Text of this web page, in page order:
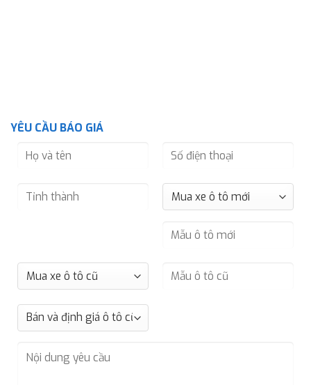
YÊU CẦU BÁO GIÁ